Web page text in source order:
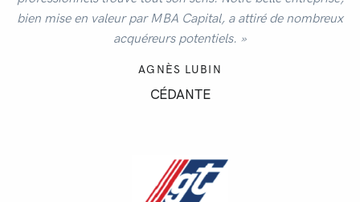
bien mise en valeur par MBA Capital, a attiré de nombreux
acquéreurs potentiels. »
AGNÈS LUBIN
CÉDANTE